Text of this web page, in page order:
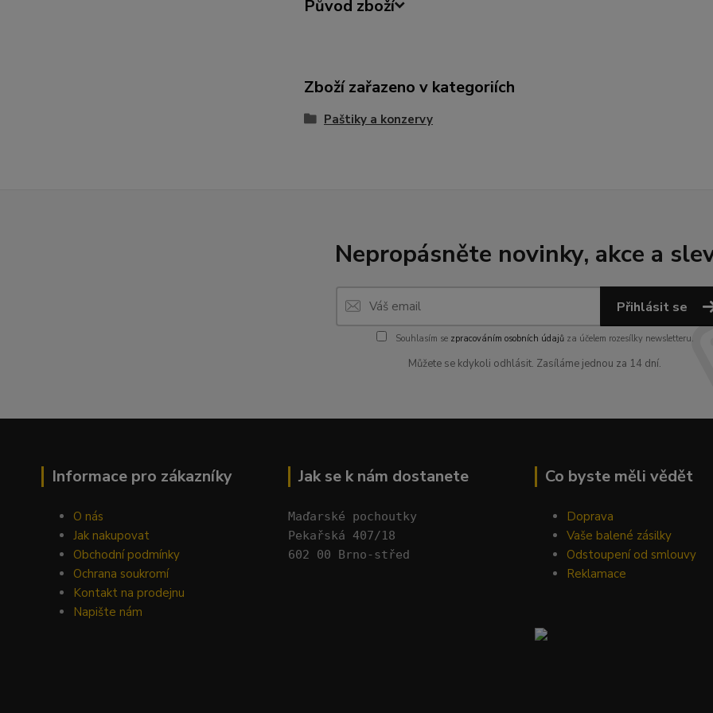
Původ zboží
Zboží zařazeno v kategoriích
Paštiky a konzervy
Nepropásněte novinky, akce a
Přihlásit se
Souhlasím se zpracováním osobních údajůza účelem rozesílky newsletteru.
Můžete se kdykoli odhlásit. Zasíláme jednou za 14 dní.
Informace pro zákazníky
O nás
Jak nakupovat
Obchodní podmínky
Ochrana soukromí
Kontakt na prodejnu
Napište nám
Jak se k nám dostanete
Maďarské pochoutky
Pekařská 407/18
602 00 Brno-střed
Co byste měli vědět
Doprava
Vaše balené zásilky
Odstoupení od smlouvy
Reklamace